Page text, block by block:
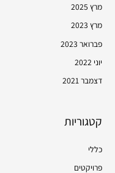
מרץ 2025
מרץ 2023
פברואר 2023
יוני 2022
דצמבר 2021
קטגוריות
כללי
פרויקטים